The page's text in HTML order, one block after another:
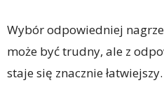
Wybór odpowiedniej
może być trudny, ale z
staje się znacznie